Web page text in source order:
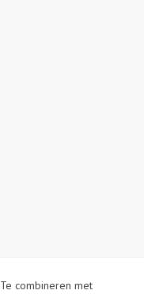
Te combineren met